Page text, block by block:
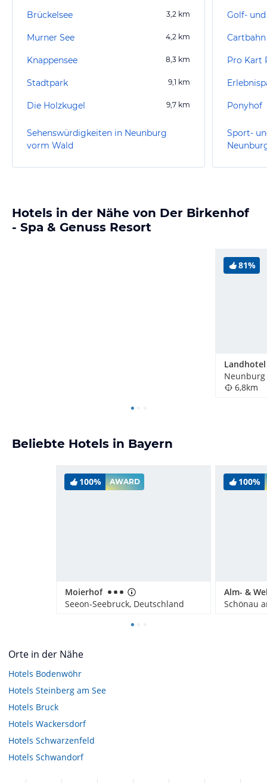
Brückelsee 3,2 km
Murner See 4,2 km
Knappensee 8,3 km
Stadtpark 9,1 km
Die Holzkugel 9,7 km
Sehenswürdigkeiten in Neunburg
vorm Wald
Pro Kart
Ponyhof
Sport-
Hotels in der Nähe von Der Birkenhof
- Spa & Genuss Resort
81%
6,8km
Beliebte Hotels in Bayern
100% AWARD
Moierhof
Seeon-Seebruck, Deutschland
100%
Orte in der Nähe
Hotels Bodenwöhr
Hotels Steinberg am See
Hotels Bruck
Hotels Wackersdorf
Hotels Schwarzenfeld
Hotels Schwandorf